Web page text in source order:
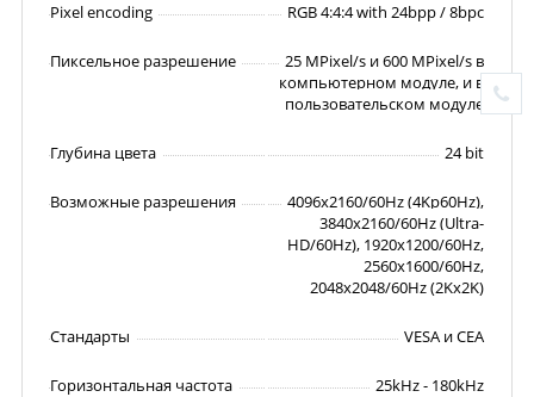
Pixel encoding RGB 4:4:4 with 24bpp / 8bpc
Пиксельное разрешение
25 MPixel/s и 600 MPixel/s в
компьютерном модуле, и в
пользовательском модуле
Глубина цвета 24 bit
Возможные разрешения
4096x2160/60Hz (4Kp60Hz),
3840x2160/60Hz (Ultra-
HD/60Hz), 1920x1200/60Hz,
2560x1600/60Hz,
2048x2048/60Hz (2Kx2K)
Стандарты VESA и CEA
Горизонтальная частота 25kHz - 180kHz